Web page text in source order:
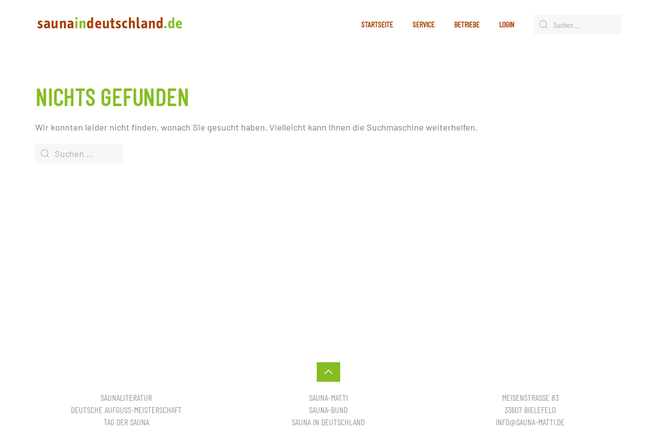
STARTSEITE SERVICE BETRIEBE LOGIN
NICHTS GEFUNDEN
Wir konnten leider nicht finden, wonach Sie gesucht haben. Vielleicht kann Ihnen die Suchmaschine weiterhelfen.
SAUNALITERATUR
DEUTSCHE AUFGUSS-MEISTERSCHAFT
TAG DER SAUNA
SAUNA-MATTI
SAUNA-BUND
SAUNA IN DEUTSCHLAND
MEISENSTRASSE 83
33607 BIELEFELD
INFO@SAUNA-MATTI.DE